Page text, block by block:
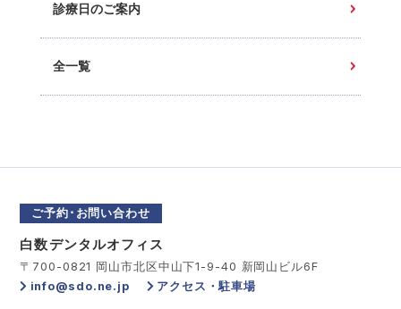
診療日のご案内
全一覧
ご予約･お問い合わせ
白数デンタルオフィス
〒700-0821 岡山市北区中山下1-9-40 新岡山ビル6F
info@sdo.ne.jp
アクセス・駐車場